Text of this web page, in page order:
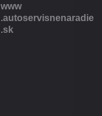
www​
.autoservisnenaradie​
.sk